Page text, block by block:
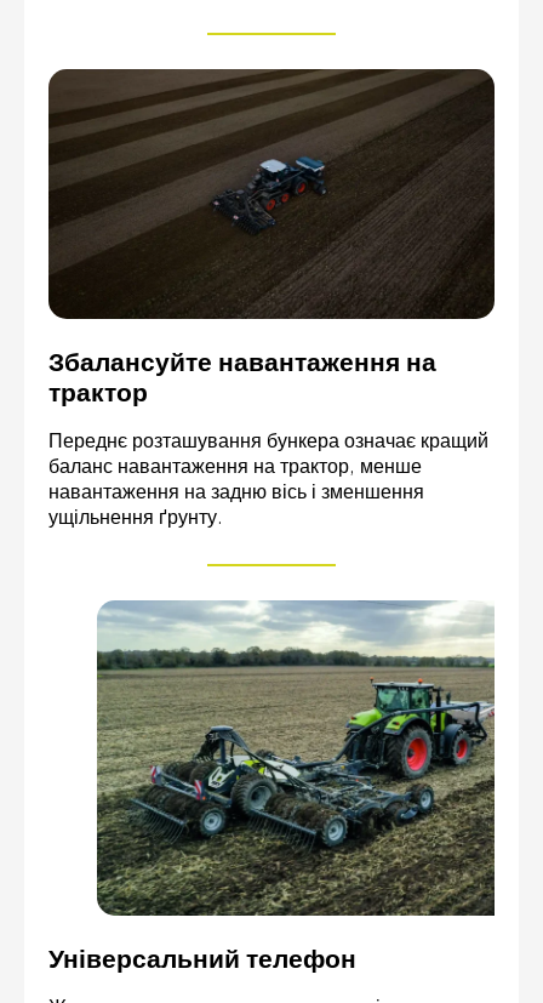
Збалансуйте навантаження на
трактор
Переднє розташування бункера означає кращий
баланс навантаження на трактор, менше
навантаження на задню вісь і зменшення
ущільнення ґрунту.
Універсальний телефон